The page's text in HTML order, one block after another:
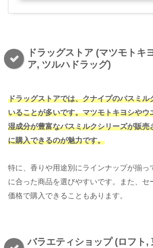
ドラッグストア (マツモトキ
ア, ツルハドラッグ)
ドラッグストアでは、クナイプのバスミル
いることが多いです。マツモトキヨシやウ
湿成分が豊富なバスミルクシリーズが販売
に購入できるのが魅力です。
特に、香りや用途別にラインナップが揃っ
に合った商品を選びやすいです。また、セ
価格で購入できることもあります。
バラエティショップ (ロフト,